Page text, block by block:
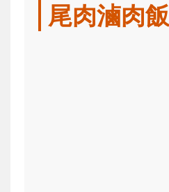
尾肉滷肉飯